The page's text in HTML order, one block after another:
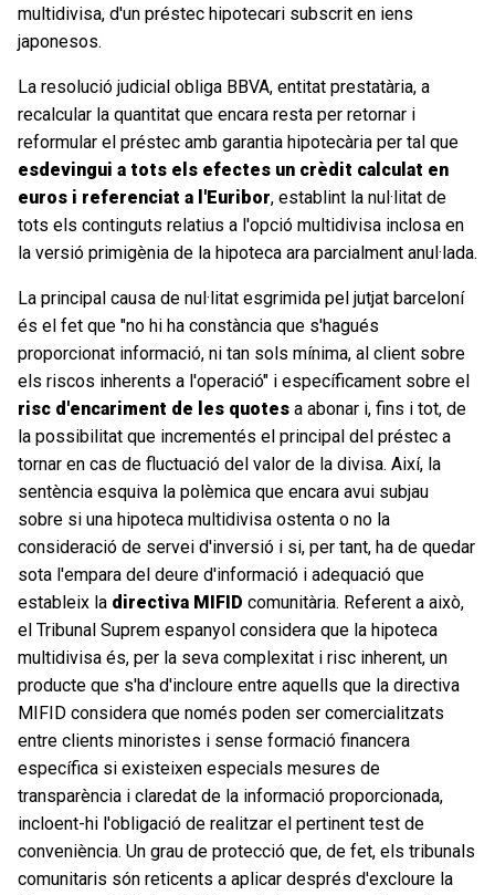
multidivisa, d'un préstec hipotecari subscrit en iens
japonesos.
La resolució judicial obliga BBVA, entitat prestatària, a
recalcular la quantitat que encara resta per retornar i
reformular el préstec amb garantia hipotecària per tal que
esdevingui a tots els efectes un crèdit calculat en
euros i referenciat a l'Euribor, establint la nul·litat de
tots els continguts relatius a l'opció multidivisa inclosa en
la versió primigènia de la hipoteca ara parcialment anul·lada.
La principal causa de nul·litat esgrimida pel jutjat barceloní
és el fet que "no hi ha constància que s'hagués
proporcionat informació, ni tan sols mínima, al client sobre
els riscos inherents a l'operació" i específicament sobre el
risc d'encariment de les quotes a abonar i, fins i tot, de
la possibilitat que incrementés el principal del préstec a
tornar en cas de fluctuació del valor de la divisa. Així, la
sentència esquiva la polèmica que encara avui subjau
sobre si una hipoteca multidivisa ostenta o no la
consideració de servei d'inversió i si, per tant, ha de quedar
sota l'empara del deure d'informació i adequació que
estableix la directiva MIFID comunitària. Referent a això,
el Tribunal Suprem espanyol considera que la hipoteca
multidivisa és, per la seva complexitat i risc inherent, un
producte que s'ha d'incloure entre aquells que la directiva
MIFID considera que només poden ser comercialitzats
entre clients minoristes i sense formació financera
específica si existeixen especials mesures de
transparència i claredat de la informació proporcionada,
incloent-hi l'obligació de realitzar el pertinent test de
conveniència. Un grau de protecció que, de fet, els tribunals
comunitaris són reticents a aplicar després d'excloure la